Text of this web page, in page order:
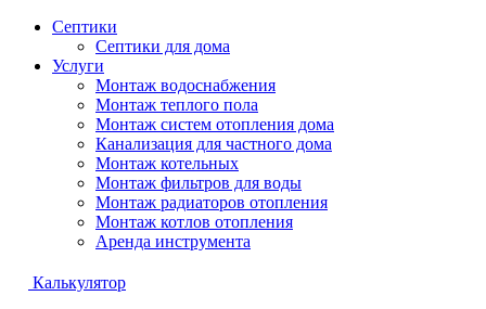
Септики
Септики для дома
Услуги
Монтаж водоснабжения
Монтаж теплого пола
Монтаж систем отопления дома
Канализация для частного дома
Монтаж котельных
Монтаж фильтров для воды
Монтаж радиаторов отопления
Монтаж котлов отопления
Аренда инструмента
Калькулятор